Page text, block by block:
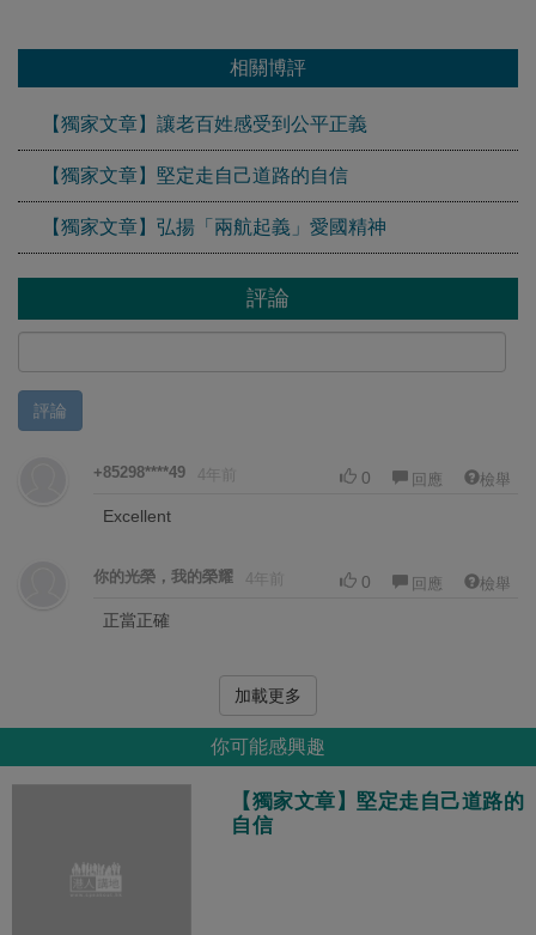
相關博評
【獨家文章】讓老百姓感受到公平正義
【獨家文章】堅定走自己道路的自信
【獨家文章】弘揚「兩航起義」愛國精神
評論
評論
+85298****49 4年前 0 回應 檢舉
Excellent
你的光榮，我的榮耀 4年前 0 回應 檢舉
正當正確
加載更多
你可能感興趣
【獨家文章】堅定走自己道路的
自信